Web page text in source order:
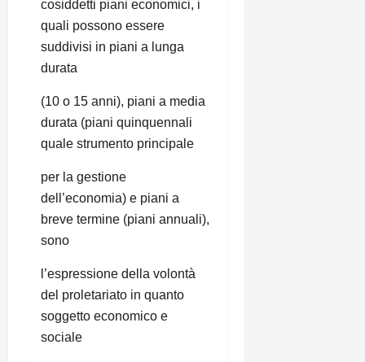
cosiddetti piani economici, i
quali possono essere
suddivisi in piani a lunga
durata
(10 o 15 anni), piani a media
durata (piani quinquennali
quale strumento principale
per la gestione
dell’economia) e piani a
breve termine (piani annuali),
sono
l’espressione della volontà
del proletariato in quanto
soggetto economico e
sociale